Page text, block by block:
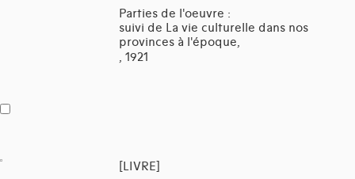
Parties de l'oeuvre :
suivi de La vie culturelle dans nos
provinces à l'époque,
, 1921
[LIVRE]